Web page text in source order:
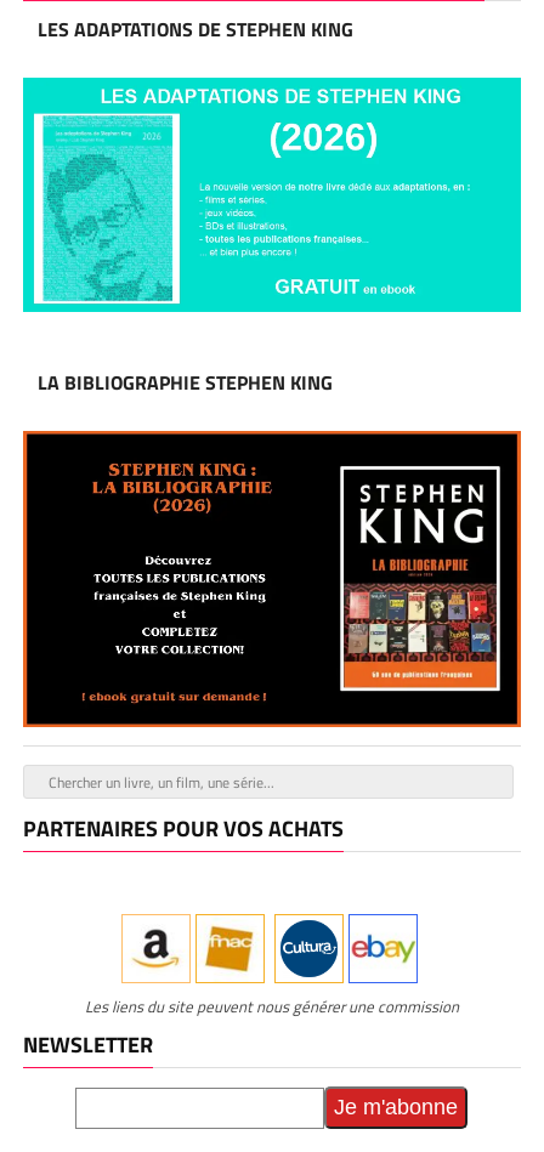
LES ADAPTATIONS DE STEPHEN KING
LA BIBLIOGRAPHIE STEPHEN KING
PARTENAIRES POUR VOS ACHATS
Les liens du site peuvent nous générer une commission
NEWSLETTER